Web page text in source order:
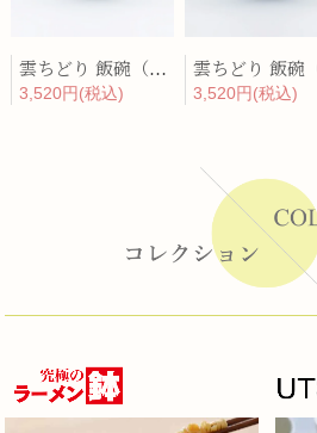
雲ちどり 飯碗（黄）
3,520円(税込)
3,520円(税込)